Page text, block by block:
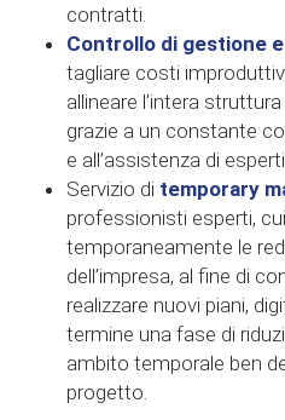
contratti.
Controllo di gestione
tagliare costi
allineare l’intera
grazie a un constante
e all’assistenza di
Servizio di temporary
professionisti esperti,
temporaneamente le
dell’impresa, al fine di
realizzare nuovi piani,
termine una fase di
ambito temporale ben
progetto.